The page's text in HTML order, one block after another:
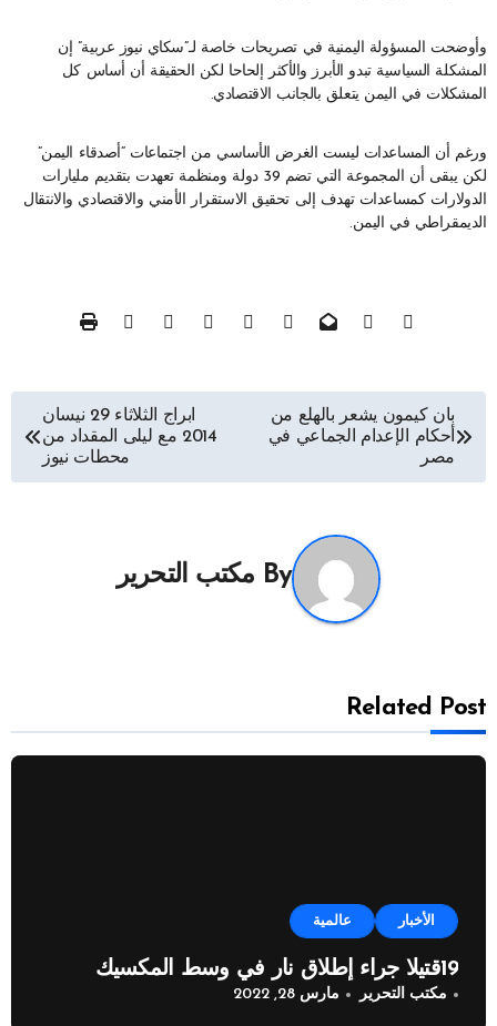
وأوضحت المسؤولة اليمنية في تصريحات خاصة لـ”سكاي نيوز عربية” إن
المشكلة السياسية تبدو الأبرز والأكثر إلحاحا لكن الحقيقة أن أساس كل
المشكلات في اليمن يتعلق بالجانب الاقتصادي.
ورغم أن المساعدات ليست الغرض الأساسي من اجتماعات “أصدقاء اليمن”
لكن يبقى أن المجموعة التي تضم 39 دولة ومنظمة تعهدت بتقديم مليارات
الدولارات كمساعدات تهدف إلى تحقيق الاستقرار الأمني والاقتصادي والانتقال
الديمقراطي في اليمن.
تصفّح
المقالات
بان كيمون يشعر بالهلع من
أحكام الإعدام الجماعي في
مصر
ابراج الثلاثاء 29 نيسان
2014 مع ليلى المقداد من
محطات نيوز
By مكتب التحرير
Related Post
الأخبار عالمية
19قتيلا جراء إطلاق نار في وسط المكسيك
مكتب التحرير مارس 28, 2022